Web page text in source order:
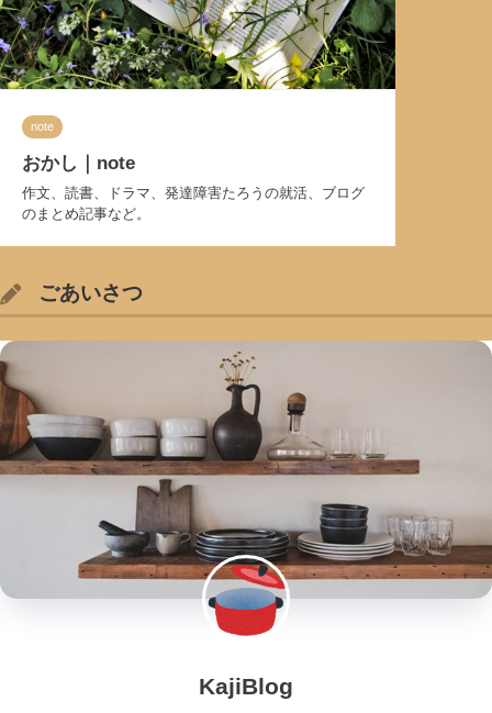
note
おかし｜note
作文、読書、ドラマ、発達障害たろうの就活、ブログ
のまとめ記事など。
ごあいさつ
KajiBlog